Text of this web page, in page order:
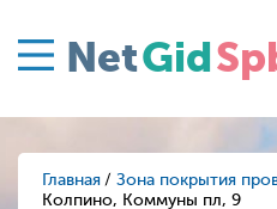
NetGid
Главная
Зона покрытия
Колпино, Коммуны пл, 9